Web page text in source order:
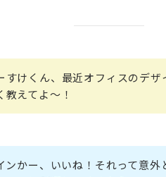
すけくん、最近オフィスのデザ
教えてよ～！
ンかー、いいね！それって意